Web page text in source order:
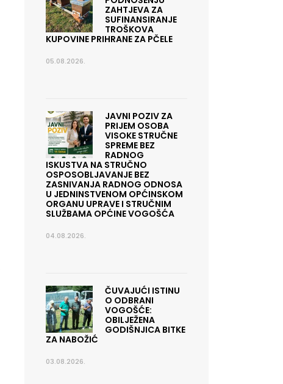
ZAHTJEVA ZA
SUFINANSIRANJE
TROŠKOVA
KUPOVINE PRIHRANE ZA PČELE
05.08.2026.
JAVNI POZIV ZA
PRIJEM OSOBA
VISOKE STRUČNE
SPREME BEZ
RADNOG
ISKUSTVA NA STRUČNO
OSPOSOBLJAVANJE BEZ
ZASNIVANJA RADNOG ODNOSA
U JEDNINSTVENOM OPĆINSKOM
ORGANU UPRAVE I STRUČNIM
SLUŽBAMA OPĆINE VOGOŠĆA
04.08.2026.
ČUVAJUĆI ISTINU
O ODBRANI
VOGOŠĆE:
OBILJEŽENA
GODIŠNJICA BITKE
ZA NABOŽIĆ
03.08.2026.